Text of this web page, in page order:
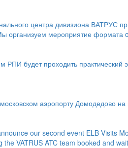
центра дивизиона ВАТРУС
организуем мероприятие формата
РПИ будет проходить
аэропорту Домодедово
our second event ELB Visits
VATRUS ATC team booked and